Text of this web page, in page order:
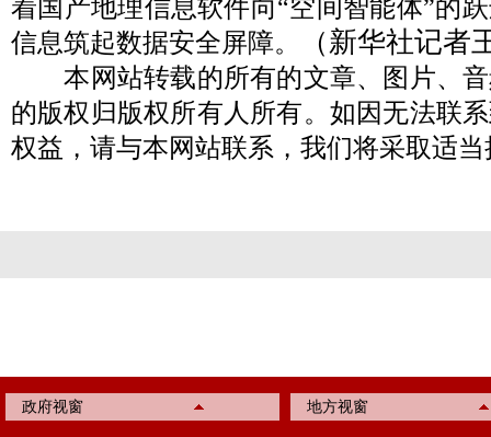
着国产地理信息软件向“空间智能体”的
信息筑起数据安全屏障。
（新华社记者
本网站转载的所有的文章、图片、音
的版权归版权所有人所有。如因无法联
权益，请与本网站联系，我们将采取适
政府视窗 地方视窗